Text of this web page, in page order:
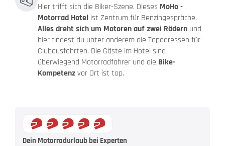
Hier trifft sich die Biker-Szene. Dieses MoHo -
Motorrad Hotel ist Zentrum für Benzingespräche.
Alles dreht sich um Motoren auf zwei Rädern und
hier findest du unter anderem die Topadressen für
Clubausfahrten. Die Gäste im Hotel sind
überwiegend Motorradfahrer und die Bike-
Kompetenzvor Ort ist top.
Dein Motorradurlaub bei Experten